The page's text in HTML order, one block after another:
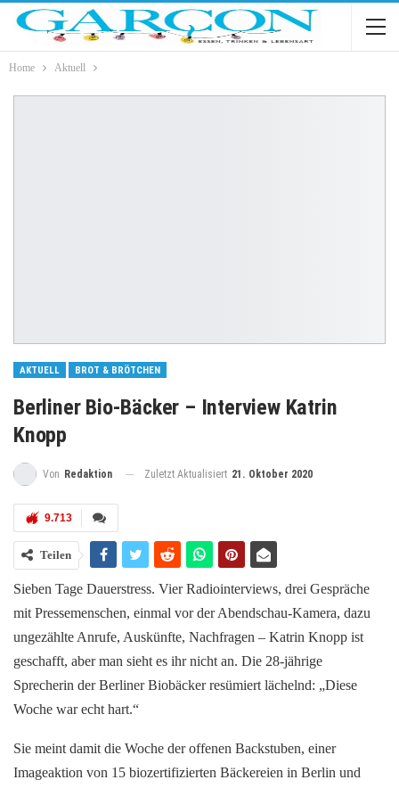
Home Aktuell
AKTUELL BROT & BRÖTCHEN
Berliner Bio-Bäcker – Interview Katrin
Knopp
Von Redaktion Zuletzt Aktualisiert 21. Oktober 2020
9.713
Teilen
Sieben Tage Dauerstress. Vier Radiointerviews, drei Gespräche
mit Pressemenschen, einmal vor der Abendschau-Kamera, dazu
ungezählte Anrufe, Auskünfte, Nachfragen – Katrin Knopp ist
geschafft, aber man sieht es ihr nicht an. Die 28-jährige
Sprecherin der Berliner Biobäcker resümiert lächelnd: „Diese
Woche war echt hart.“
Sie meint damit die Woche der offenen Backstuben, einer
Imageaktion von 15 biozertifizierten Bäckereien in Berlin und